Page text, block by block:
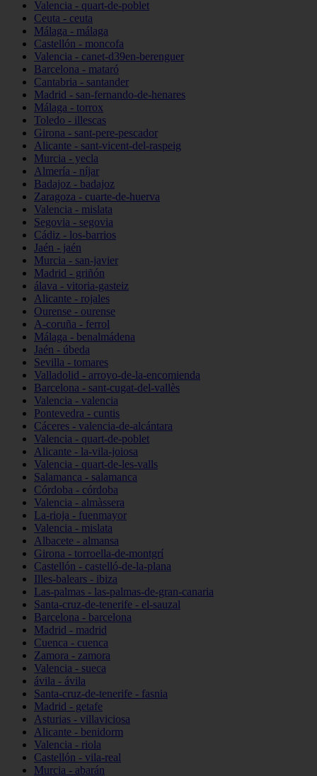
Valencia - quart-de-poblet
Ceuta - ceuta
Málaga - málaga
Castellón - moncofa
Valencia - canet-d39en-berenguer
Barcelona - mataró
Cantabria - santander
Madrid - san-fernando-de-henares
Málaga - torrox
Toledo - illescas
Girona - sant-pere-pescador
Alicante - sant-vicent-del-raspeig
Murcia - yecla
Almería - níjar
Badajoz - badajoz
Zaragoza - cuarte-de-huerva
Valencia - mislata
Segovia - segovia
Cádiz - los-barrios
Jaén - jaén
Murcia - san-javier
Madrid - griñón
álava - vitoria-gasteiz
Alicante - rojales
Ourense - ourense
A-coruña - ferrol
Málaga - benalmádena
Jaén - úbeda
Sevilla - tomares
Valladolid - arroyo-de-la-encomienda
Barcelona - sant-cugat-del-vallès
Valencia - valencia
Pontevedra - cuntis
Cáceres - valencia-de-alcántara
Valencia - quart-de-poblet
Alicante - la-vila-joiosa
Valencia - quart-de-les-valls
Salamanca - salamanca
Córdoba - córdoba
Valencia - almàssera
La-rioja - fuenmayor
Valencia - mislata
Albacete - almansa
Girona - torroella-de-montgrí
Castellón - castelló-de-la-plana
Illes-balears - ibiza
Las-palmas - las-palmas-de-gran-canaria
Santa-cruz-de-tenerife - el-sauzal
Barcelona - barcelona
Madrid - madrid
Cuenca - cuenca
Zamora - zamora
Valencia - sueca
ávila - ávila
Santa-cruz-de-tenerife - fasnia
Madrid - getafe
Asturias - villaviciosa
Alicante - benidorm
Valencia - riola
Castellón - vila-real
Murcia - abarán